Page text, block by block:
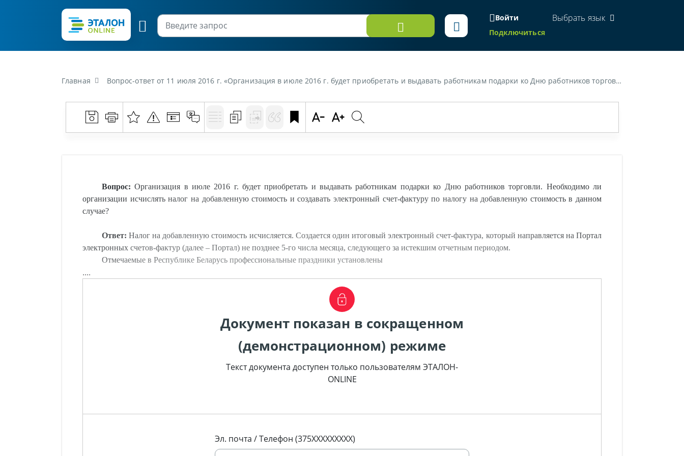
Войти
Подключиться
Выбрать язык
Главная Вопрос-ответ от 11 июля 2016 г. «Организация в июле 2016 г. будет приобретать и выдавать работникам подарки ко Дню работников торговли. Необходимо ли организации исчислять налог на добавленную стоимость и создавать электронный счет-фактуру по налогу на добавленную стоимость в данном случае?»
Вопрос: Организация в июле 2016 г. будет приобретать и выдавать работникам подарки ко Дню работников торговли. Необходимо ли
организации исчислять налог на добавленную стоимость и создавать электронный счет-фактуру по налогу на добавленную стоимость в данном
случае?
Ответ: Налог на добавленную стоимость исчисляется. Создается один итоговый электронный счет-фактура, который направляется на Портал
электронных счетов-фактур (далее – Портал) не позднее 5-го числа месяца, следующего за истекшим отчетным периодом.
Отмечаемые в Республике Беларусь профессиональные праздники установлены
....
Документ показан в сокращенном
(демонстрационном) режиме
Текст документа доступен только пользователям ЭТАЛОН-
ONLINE
Эл. почта / Телефон (375XXXXXXXXX)